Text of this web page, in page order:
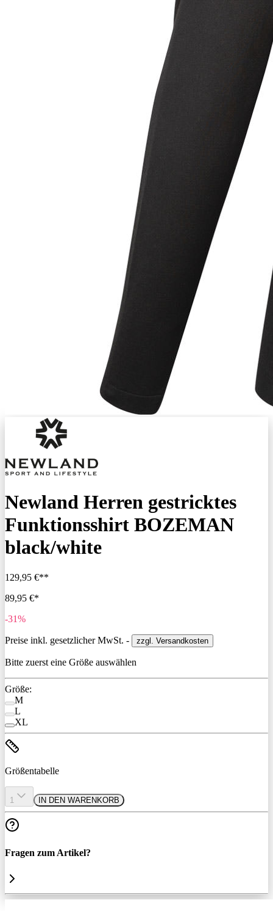
Newland Herren gestricktes
Funktionsshirt BOZEMAN
black/white
129,95 €**
89,95 €*
-31%
Preise inkl. gesetzlicher MwSt. - zzgl. Versandkosten
Bitte zuerst eine Größe auswählen
Größe:
M
L
XL
Größentabelle
1 IN DEN WARENKORB
Fragen zum Artikel?